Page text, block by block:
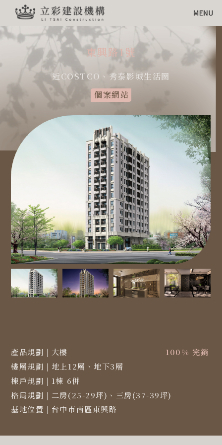
東興路1號
近COSTCO、秀泰影城生活圈
個案網站
產品規劃 | 大樓
樓層規劃 | 地上12層、地下3層
棟戶規劃 | 1棟 6併
格局規劃 | 二房(25-29坪)、三房(37-39坪)
基地位置 | 台中市南區東興路
100% 完銷